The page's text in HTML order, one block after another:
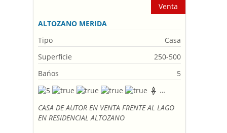
Venta
ALTOZANO MERIDA
Tipo
Casa
Superficie
250-500
Bańos
5
CASA DE AUTOR EN VENTA FRENTE AL LAGO
EN RESIDENCIAL ALTOZANO